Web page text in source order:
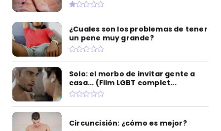
¿Cuales son los problemas de tener
un pene muy grande?
Solo: el morbo de invitar gente a
casa... (Film LGBT complet...
Circuncisión: ¿cómo es mejor?